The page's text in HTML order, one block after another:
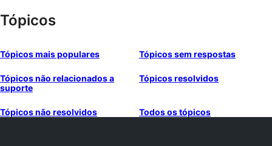
Tópicos
Tópicos mais populares Tópicos sem respostas
Tópicos não relacionados a
suporte
Tópicos resolvidos
Tópicos não resolvidos Todos os tópicos